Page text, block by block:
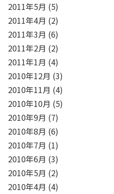
2011年5月 (5)
2011年4月 (2)
2011年3月 (6)
2011年2月 (2)
2011年1月 (4)
2010年12月 (3)
2010年11月 (4)
2010年10月 (5)
2010年9月 (7)
2010年8月 (6)
2010年7月 (1)
2010年6月 (3)
2010年5月 (2)
2010年4月 (4)